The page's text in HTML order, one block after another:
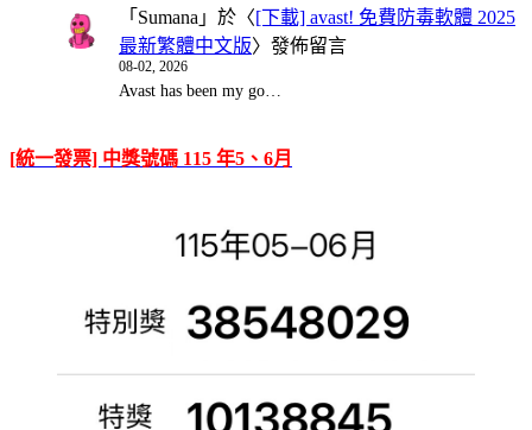
「 Sumana 」於〈[下載] avast! 免費防毒軟體 2025
最新繁體中文版〉發佈留言
08-02, 2026
Avast has been my go…
[統一發票] 中獎號碼 115 年5、6月